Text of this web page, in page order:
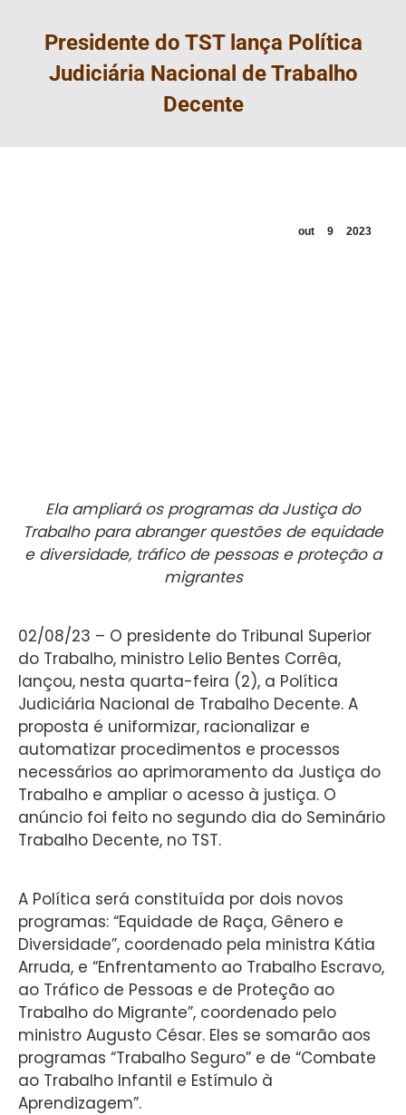
Presidente do TST lança Política
Judiciária Nacional de Trabalho
Decente
out 9 2023
Ela ampliará os programas da Justiça do
Trabalho para abranger questões de equidade
e diversidade, tráfico de pessoas e proteção a
migrantes
02/08/23 – O presidente do Tribunal Superior
do Trabalho, ministro Lelio Bentes Corrêa,
lançou, nesta quarta-feira (2), a Política
Judiciária Nacional de Trabalho Decente. A
proposta é uniformizar, racionalizar e
automatizar procedimentos e processos
necessários ao aprimoramento da Justiça do
Trabalho e ampliar o acesso à justiça. O
anúncio foi feito no segundo dia do Seminário
Trabalho Decente, no TST.
A Política será constituída por dois novos
programas: “Equidade de Raça, Gênero e
Diversidade”, coordenado pela ministra Kátia
Arruda, e “Enfrentamento ao Trabalho Escravo,
ao Tráfico de Pessoas e de Proteção ao
Trabalho do Migrante”, coordenado pelo
ministro Augusto César. Eles se somarão aos
programas “Trabalho Seguro” e de “Combate
ao Trabalho Infantil e Estímulo à
Aprendizagem”.